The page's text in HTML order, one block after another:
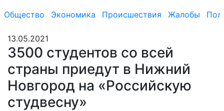
Общество Экономика Происшествия Жалобы
13.05.2021
3500 студентов со всей
страны приедут в Нижний
Новгород на «Российскую
студвесну»